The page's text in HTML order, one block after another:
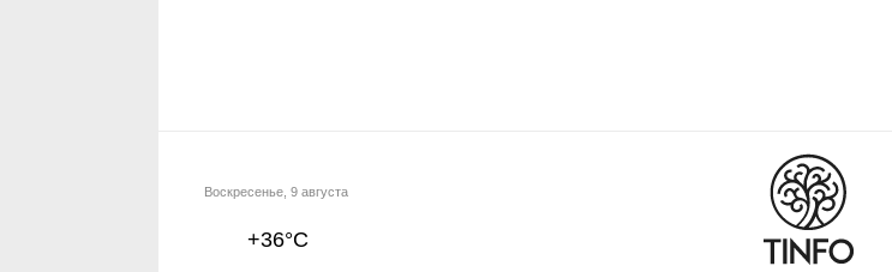
+36°C
Воскресенье, 9 августа